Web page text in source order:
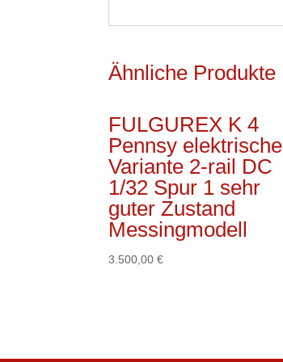
Ähnliche Produkte
FULGUREX K 4
Pennsy elektrische
Variante 2-rail DC
1/32 Spur 1 sehr
guter Zustand
Messingmodell
3.500,00€